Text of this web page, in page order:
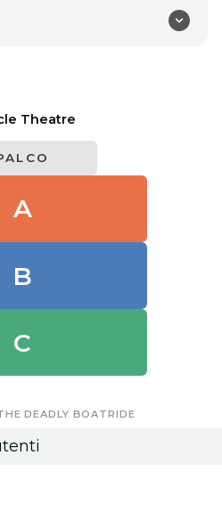
Theatre
A
B
C
DEADLY BOATRIDE